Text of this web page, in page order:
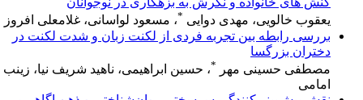
یعقوب خالویی، مهدی دوایی * ، مسعود لواسانی، غلامعلی افروز
بررسی رابطه بین تجربه فردی از لکنت زبان و شدت لکنت در
دختران بزرگسا
مصطفی حسینی مهر
*، حسین ابراهیمی، ناهید شریف نیا، زینب
امامی